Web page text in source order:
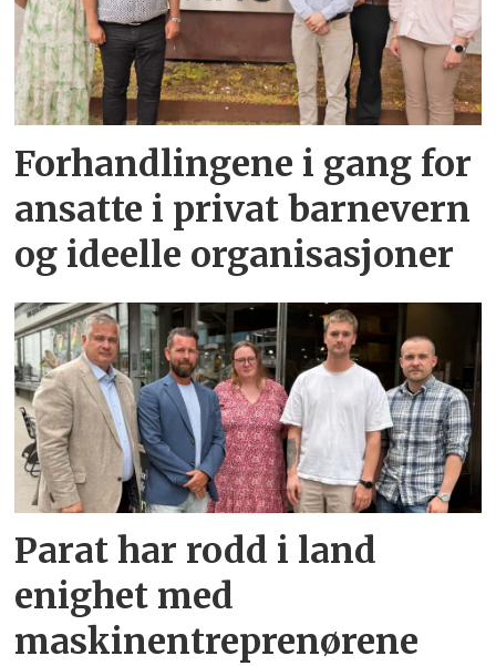
Forhandlingene i gang for
ansatte i privat barnevern
og ideelle organisasjoner
Parat har rodd i land
enighet med
maskinentreprenørene